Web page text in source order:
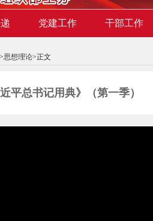
党建工作 干部工作
>思想理论>正文
平总书记用典》（第一季）